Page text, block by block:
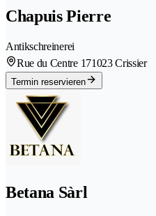
Chapuis Pierre
Antikschreinerei
Rue du Centre 171023 Crissier
Termin reservieren
Betana Sàrl